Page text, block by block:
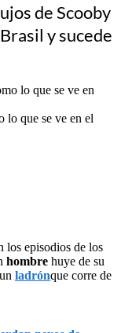
de Scooby
y sucede
lo que se ve en el
los episodios de los
hombre huye de su
ladrónque corre de